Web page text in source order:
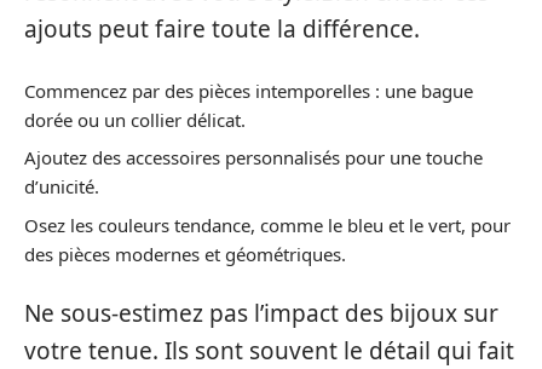
ajouts peut faire toute la différence.
Commencez par des pièces intemporelles : une bague
dorée ou un collier délicat.
Ajoutez des accessoires personnalisés pour une touche
d’unicité.
Osez les couleurs tendance, comme le bleu et le vert, pour
des pièces modernes et géométriques.
Ne sous-estimez pas l’impact des bijoux sur
votre tenue. Ils sont souvent le détail qui fait